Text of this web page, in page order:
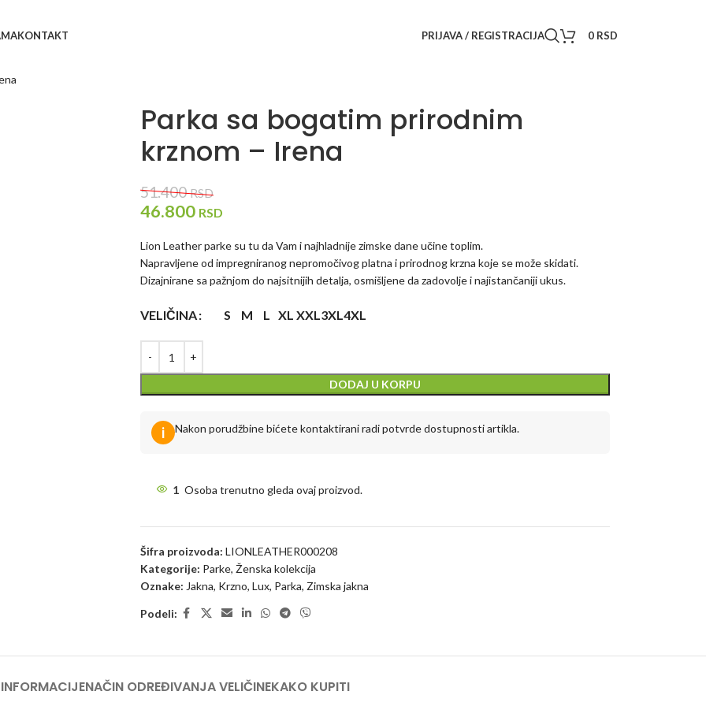
KONTAKT PRIJAVA / REGISTRACIJA 0 RSD
Parka sa bogatim prirodnim
krznom – Irena
51.400RSD
46.800 RSD
Lion Leather parke su tu da Vam i najhladnije zimske dane učine toplim.
Napravljene od impregniranog nepromočivog platna i prirodnog krzna koje se može skidati.
Dizajnirane sa pažnjom do najsitnijih detalja, osmišljene da zadovolje i najistančaniji ukus.
VELIČINA S M L XL XXL3XL4XL
DODAJ U KORPU
i Nakon porudžbine bićete kontaktirani radi potvrde dostupnosti artikla.
1 Osoba trenutno gleda ovaj proizvod.
Šifra proizvoda: LIONLEATHER000208
Kategorije: Parke, Ženska kolekcija
Oznake: Jakna, Krzno, Lux, Parka, Zimska jakna
Podeli:
NAČIN ODREĐIVANJA VELIČINEKAKO KUPITI